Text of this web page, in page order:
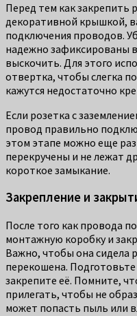
Перед тем как закрепить
декоративной крышкой,
подключения проводов.
надежно зафиксированы
выскочить. Для этого
отвертка, чтобы слегка
кажутся недостаточно
Если розетка с
провод правильно
этом этапе можно еще
перекручены и не лежат
короткое замыкание.
Закрепление и
После того как провода
монтажную коробку и
Важно, чтобы она сидела
перекошена.
закрепите её. Помните,
прилегать, чтобы не
может попасть пыль или